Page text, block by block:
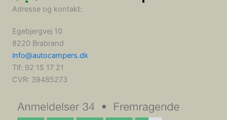
Adresse og kontakt:
Egebjergvej 10
8220 Brabrand
info@autocampers.dk
Tlf: 92 15 17 21
CVR: 39485273